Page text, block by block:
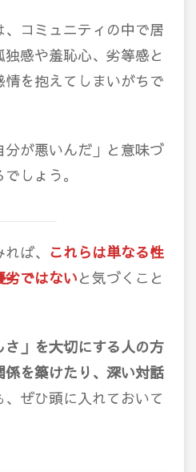
コミュニティの中で居
感や羞恥心、劣等感と
を抱えてしまいがちで
が悪いんだ」と意味づ
しょう。
ば、 これらは単なる性
劣ではないと気づくこと
さ」を大切にする人の方
を築けたり、深い対話
、ぜひ頭に入れておいて